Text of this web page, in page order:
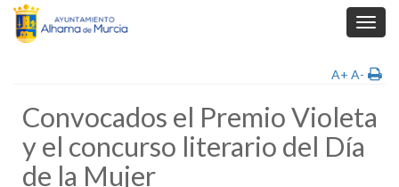
A+ A-
Convocados el Premio Violeta
y el concurso literario del Día
de la Mujer